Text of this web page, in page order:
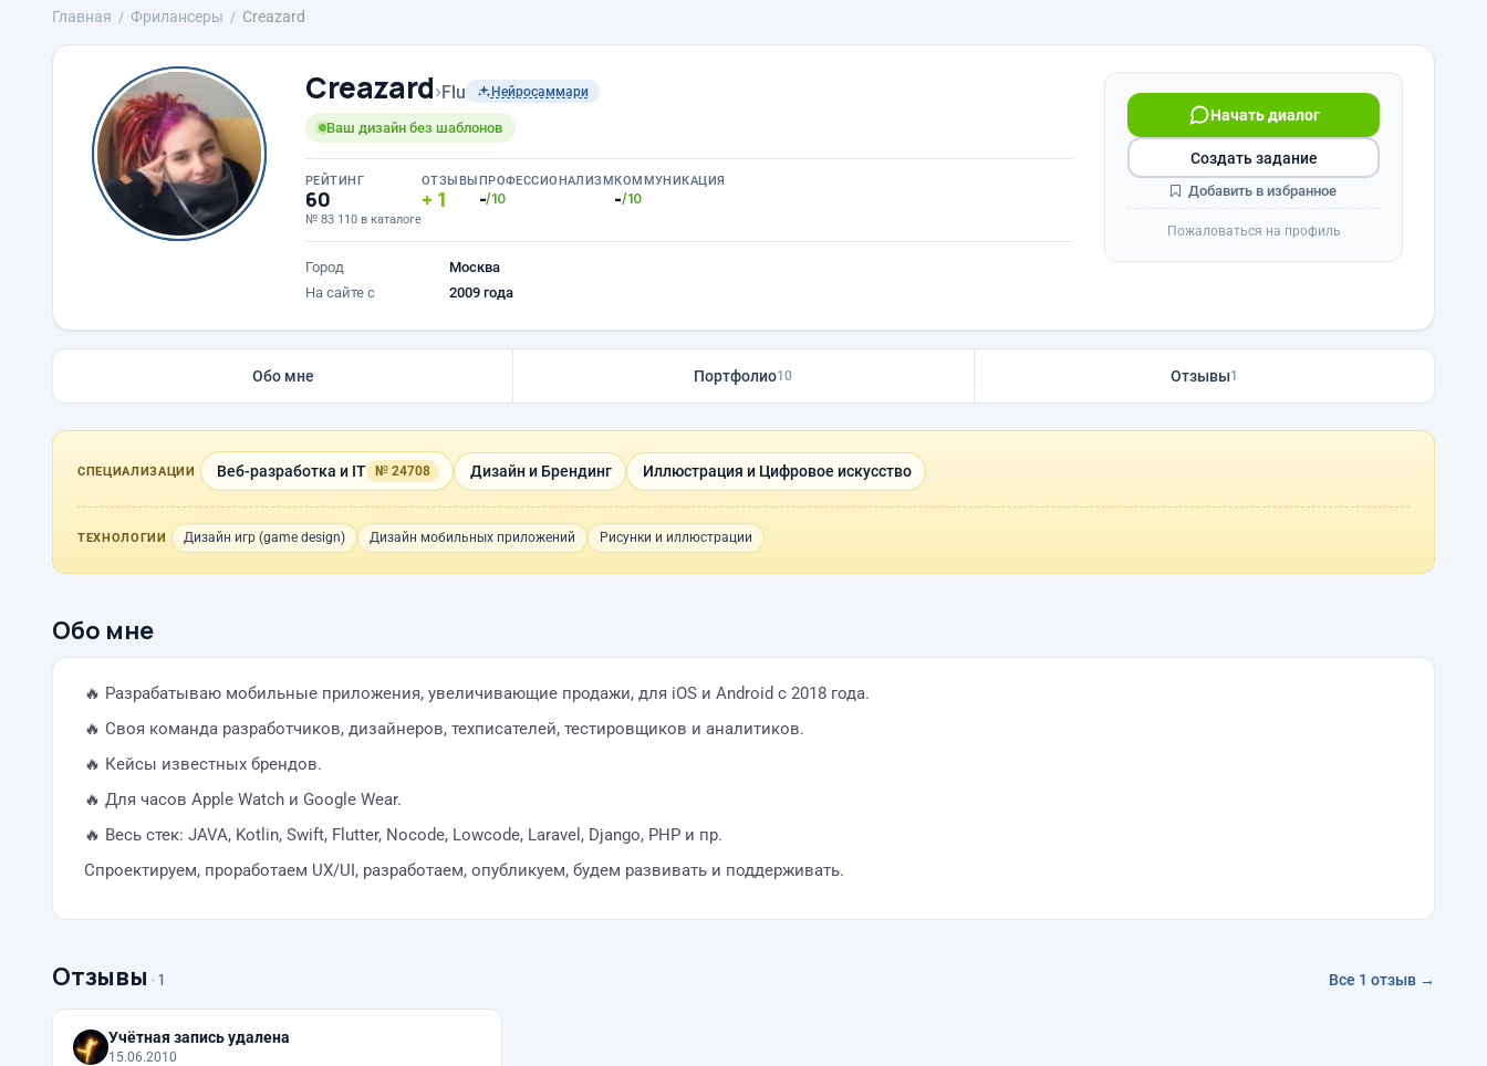
Главная Фрилансеры Creazard
Creazard›Flu Нейросаммари
Ваш дизайн без шаблонов
РЕЙТИНГ
60
№ 83 110 в каталоге
ОТЗЫВЫ
1
ПРОФЕССИОНАЛИЗМ
-/10
КОММУНИКАЦИЯ
-/10
Город
Москва
На сайте с
2009 года
Начать диалог
Создать задание
Добавить в избранное
Пожаловаться на профиль
Обо мне Портфолио10 Отзывы1
СПЕЦИАЛИЗАЦИИ Веб-разработка и IT № 24708 Дизайн и Брендинг Иллюстрация и Цифровое искусство
ТЕХНОЛОГИИ Дизайн игр (game design) Дизайн мобильных приложений Рисунки и иллюстрации
Обо мне
🔥 Разрабатываю мобильные приложения, увеличивающие продажи, для iOS и Android с 2018 года.
🔥 Своя команда разработчиков, дизайнеров, техписателей, тестировщиков и аналитиков.
🔥 Кейсы известных брендов.
🔥 Для часов Apple Watch и Google Wear.
🔥 Весь стек: JAVA, Kotlin, Swift, Flutter, Nocode, Lowcode, Laravel, Django, PHP и пр.
Спроектируем, проработаем UX/UI, разработаем, опубликуем, будем развивать и поддерживать.
Отзывы · 1 Все 1 отзыв →
Учётная запись удалена
15.06.2010